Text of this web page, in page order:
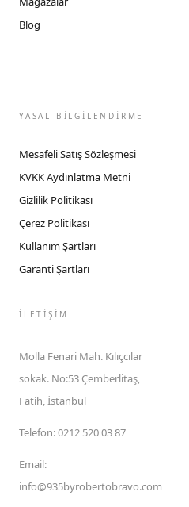
Blog
YASAL BİLGİLENDİRME
Mesafeli Satış Sözleşmesi
KVKK Aydınlatma Metni
Gizlilik Politikası
Çerez Politikası
Kullanım Şartları
Garanti Şartları
İLETIŞIM
Molla Fenari Mah. Kılıçcılar
sokak. No:53 Çemberlitaş,
Fatih, İstanbul
Telefon:0212 520 03 87
Email:
info@935byrobertobravo.com